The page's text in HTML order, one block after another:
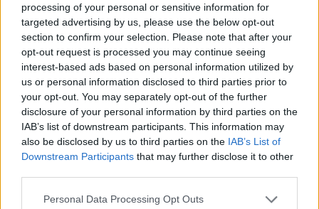
processing of your personal or sensitive information for
targeted advertising by us, please use the below opt-out
section to confirm your selection. Please note that after your
opt-out request is processed you may continue seeing
interest-based ads based on personal information utilized by
us or personal information disclosed to third parties prior to
your opt-out. You may separately opt-out of the further
disclosure of your personal information by third parties on the
IAB’s list of downstream participants. This information may
also be disclosed by us to third parties on the IAB’s List of
Downstream Participants that may further disclose it to other
Personal Data Processing Opt Outs
Miesto teritorijoje, visiškai šalia veikiančių
įmonių pastatų esanti upelio dalis paversta
sisteminės taršos židiniu: akivaizdu, kad
padangos čia vežamos ilgą laiką, paskutinės
palaidotos gal net šį sezoną. Piktavališkumas
ir problemos ignoravimas – bado akis.“ –
komentuoja iniciatyvos atstovė Ieva